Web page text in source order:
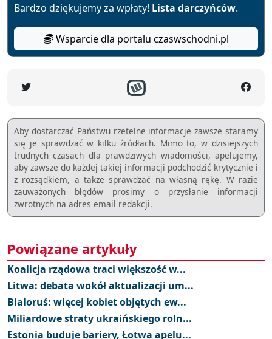
Bardzo dziękujemy za wpłaty! Lista darczyńców.
Wsparcie dla portalu czaswschodni.pl
Aby dostarczać Państwu rzetelne informacje zawsze staramy
się je sprawdzać w kilku źródłach. Mimo to, w dzisiejszych
trudnych czasach dla prawdziwych wiadomości, apelujemy,
aby zawsze do każdej takiej informacji podchodzić krytycznie i
z rozsądkiem, a takze sprawdzać na własną rękę. W razie
zauważonych błędów prosimy o przysłanie informacji
zwrotnych na adres email redakcji.
Powiązane artykuły
Koalicja rządowa traci większość w...
Litwa: debata wokół aktualizacji um...
Bialoruś: więcej kobiet objętych ew...
Miliardowe straty ukraińskiego roln...
Estonia buduje bariery, Łotwa apelu...